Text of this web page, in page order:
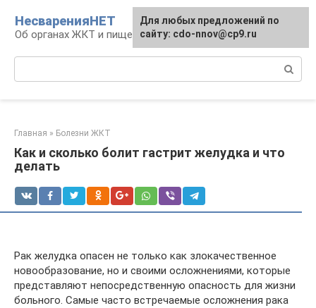
контенту
НесваренияНЕТ
Об органах ЖКТ и пищеварении
Главная » Болезни ЖКТ
Как и сколько болит гастрит желудка и что
делать
Рак желудка опасен не только как злокачественное
новообразование, но и своими осложнениями, которые
представляют непосредственную опасность для жизни
больного. Самые часто встречаемые осложнения рака
Для любых предложений по
сайту: cdo-nnov@cp9.ru